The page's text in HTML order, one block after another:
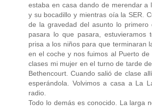
estaba en casa dando de merendar a
y su bocadillo y mientras oía la SER.
de la gravedad del asunto lo primero
pasara lo que pasara, estuvieramos
prisa a los niños para que terminaran
en el coche y nos fuimos al Puerto
clases mi mujer en el turno de tarde
Bethencourt. Cuando salió de clase
esperándola. Volvimos a casa a La
radio.
Todo lo demás es conocido. La larga